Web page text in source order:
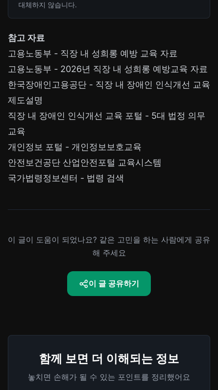
대체하지 않습니다.
참고 자료
고용노동부 - 직장 내 성희롱 예방 교육 자료
고용노동부 - 2026년 직장 내 성희롱 예방교육 자료
한국장애인고용공단 - 직장 내 장애인 인식개선 교육
제도설명
직장 내 장애인 인식개선 교육 포털 - 5대 법정 의무
교육
개인정보 포털 - 개인정보보호교육
안전보건공단 산업안전포털 교육시스템
국가법령정보센터 - 법령 검색
이 글이 도움이 되었나요? 같은 고민을 하는 사람에게 공유
해 주세요
이 글 공유하기
함께 보면 더 이해되는 정보
놓치면 손해가 될 수 있는 포인트를 정리했어요